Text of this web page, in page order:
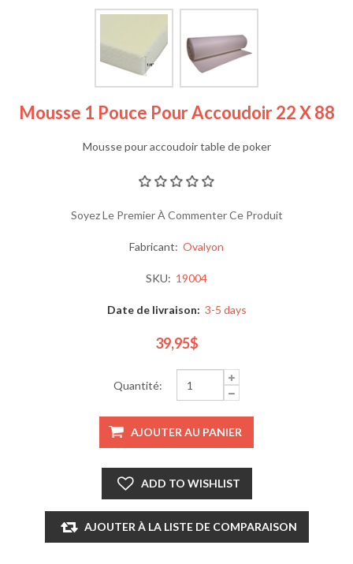
Mousse 1 Pouce Pour Accoudoir 22 X 88
Mousse pour accoudoir table de poker
Soyez Le Premier À Commenter Ce Produit
Fabricant: Ovalyon
SKU: 19004
Date de livraison: 3-5 days
39,95$
Quantité: